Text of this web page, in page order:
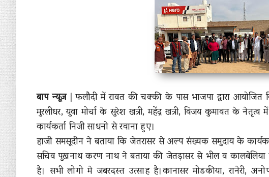
बाप न्यूज़| फलौदी में रावत की चक्की के पास भाजपा द्वारा
मुरलीधर, युवा मोर्चा के सुरेश खत्री, महेंद्र खत्री, विजय कुमावत के
कार्यकर्ता निजी साधनो से रवाना हुए।
हाजी समसूदीन ने बताया कि जेतरासर से अल्प संख्यक समुदाय के
सचिव पुखनाथ करण नाथ ने बताया की जेतड़ासर से भील व
है। सभी लोगो मे जबरदस्त उत्साह है।कानासर मोडकीया, रानेरी,